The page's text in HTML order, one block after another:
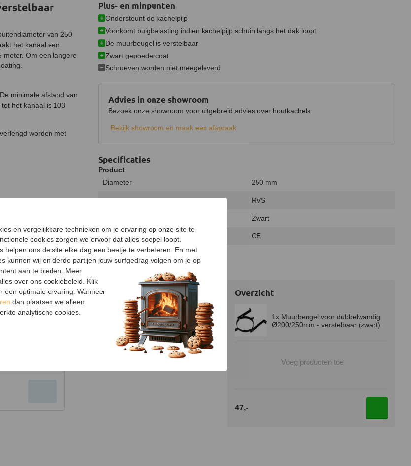
van 250
het kanaal een
meter. Om een langere
minimale afstand van
het kanaal is 103
worden met
Plus- en minpunten
Ondersteunt de kachelpijp
Voorkomt buigbelasting indien kachelpijp schuin langs het dak loopt
De muurbeugel is verstelbaar
Zwart gepoedercoat
Schroeven worden niet meegeleverd
Advies in onze showroom
Bezoek onze showroom voor uitgebreid advies over houtkachels.
Bekijk showroom en maak een afspraak
Specificaties
Product
Diameter
250 mm
Materiaal RVS
Zwart
Keurmerk CE
-
Overzicht
1x Muurbeugel voor dubbelwandig
Ø200/250mm - verstelbaar (zwart)
Voeg producten toe
47,-
en vergelijkbare technieken om je ervaring op onze site te
cookies zorgen we ervoor dat alles soepel loopt.
helpen ons de site elke dag een beetje te verbeteren. En met
kunnen wij en derde partijen jouw surfgedrag volgen om je op
aan te bieden. Meer
over ons cookiebeleid. Klik
een optimale ervaring. Wanneer
dan plaatsen we alleen
analytische cookies.